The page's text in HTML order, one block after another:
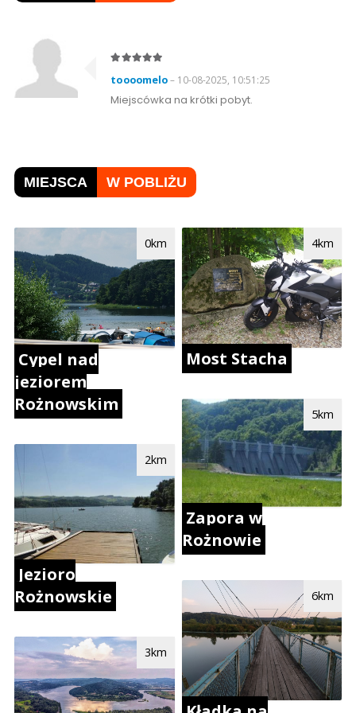
toooomelo– 10-08-2025, 10:51:25
Miejscówka na krótki pobyt.
MIEJSCA W POBLIŻU
Cypel nad
jeziorem
Rożnowskim
0km
Jezioro
Rożnowskie
2km
3km
Most Stacha
4km
Zapora w
Rożnowie
5km
6km